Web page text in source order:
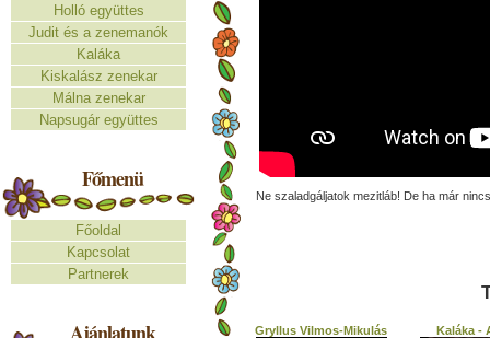
Holló együttes
Judit és a zenemanók
Kaláka
Kiskalász zenekar
Málna zenekar
Napsugár együttes
Főmenü
Főoldal
Kapcsolat
Partnerek
Ne szaladgáljatok mezitláb! De ha már
Gryllus Vilmos-Mikulás Kaláka -